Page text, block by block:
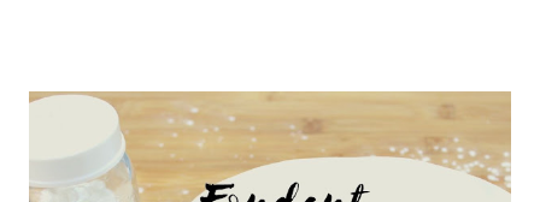
porque el producto estaba muy seco al salir del horno o
porque la receta era básica como suelen ser los bizcochuelos
de batido liviano como el Genovés, Angel cake, etc. Así tus